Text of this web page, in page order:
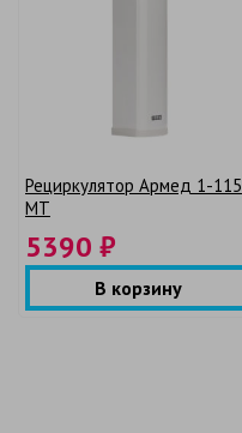
Рециркулятор Армед 1-115
МТ
5390 ₽
В корзину